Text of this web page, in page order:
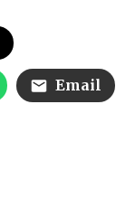
Email